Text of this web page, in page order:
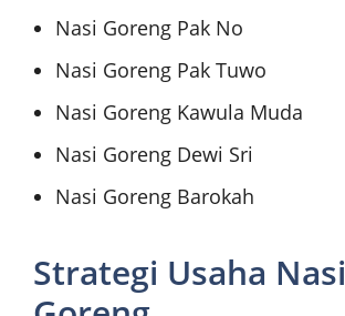
Nasi Goreng Pak No
Nasi Goreng Pak Tuwo
Nasi Goreng Kawula Muda
Nasi Goreng Dewi Sri
Nasi Goreng Barokah
Strategi Usaha Nasi